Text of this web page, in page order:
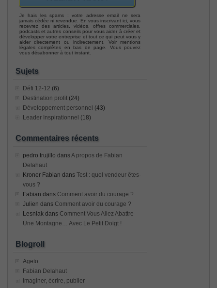
Je hais les spams : votre adresse email ne sera
jamais cédée ni revendue. En vous inscrivant ici, vous
recevrez des articles, vidéos, offres commerciales,
podcasts et autres conseils pour vous aider à créer et
développer votre entreprise et tout ce qui peut vous y
aider directement ou indirectement. Voir mentions
légales complètes en bas de page. Vous pouvez
vous désabonner à tout instant.
Sujets
Défi 12-12 (6)
Destination profit (24)
Développement personnel (43)
Leader Inspirationnel (18)
Commentaires récents
pedro trujillo dansA propos de Fabian
Delahaut
Kroner Fabian dans Test : quel vendeur êtes-
vous ?
Fabian dans Comment avoir du courage ?
Julien dans Comment avoir du courage ?
Lesniak dans Comment Vous Allez Abattre
Une Montagne… Avec Le Petit Doigt !
Blogroll
Ageto
Fabian Delahaut
Imaginer, écrire, publier